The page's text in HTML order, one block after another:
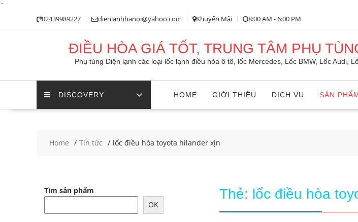
`
02439989227 dienlanhhanoi@yahoo.com Khuyến Mãi 8:00 AM - 6:00 PM
ĐIỀU HÒA GIÁ TỐT, TRUNG TÂM PHỤ
Phụ tùng Điện lạnh các loại lốc lạnh điều hòa ô tô, lốc Mercedes, Lốc BMW, Lốc Audi,
DISCOVERY HOME GIỚI THIỆU DỊCH VỤ SẢN
Home Tin tức lốc điều hòa toyota hilander xịn
Thẻ: lốc điều hòa
Tìm sản phẩm
OK